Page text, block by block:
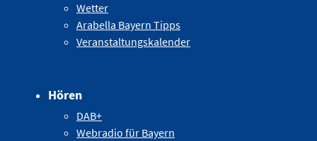
Wetter
Arabella Bayern Tipps
Veranstaltungskalender
Hören
DAB+
Webradio für Bayern